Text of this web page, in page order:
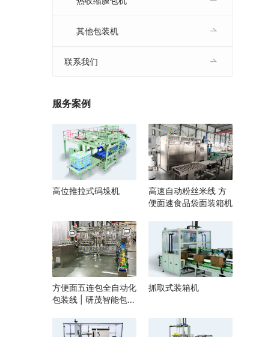
其他包装机
联系我们
服务案例
高位推拉式码垛机
高速自动粉丝米线 方
便面速食品袋面装箱机
方便面五连包全自动化
包装线 | 研茂智能包装
抓取式装箱机